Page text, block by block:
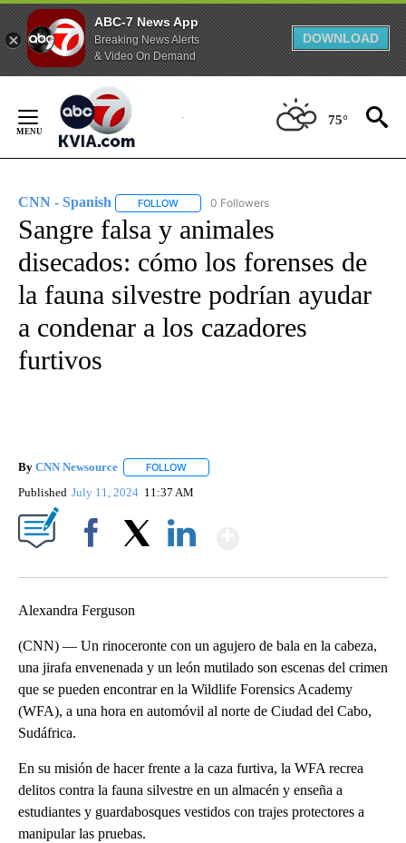
ABC-7 News App
Breaking News Alerts
& Video On Demand
DOWNLOAD
Content
75°
CNN - Spanish FOLLOW FOLLOW "CNN - SPANISH" TO RECEIVE
0 Followers
Sangre falsa y animales
disecados: cómo los forenses de
la fauna silvestre podrían ayudar
a condenar a los cazadores
furtivos
By CNN Newsource FOLLOW
Published July 11, 2024 11:37 AM
Alexandra Ferguson
(CNN) — Un rinoceronte con un agujero de bala en la cabeza,
una jirafa envenenada y un león mutilado son escenas del crimen
que se pueden encontrar en la Wildlife Forensics Academy
(WFA), a una hora en automóvil al norte de Ciudad del Cabo,
Sudáfrica.
En su misión de hacer frente a la caza furtiva, la WFA recrea
delitos contra la fauna silvestre en un almacén y enseña a
estudiantes y guardabosques vestidos con trajes protectores a
manipular las pruebas.